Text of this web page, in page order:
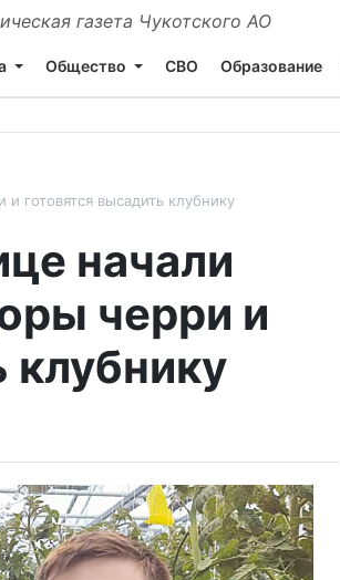
газета Чукотского АО
Общество СВО Образование
готовятся высадить клубнику
начали
черри и
клубнику